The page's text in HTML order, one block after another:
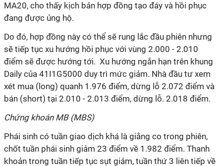
MA20, cho thấy kịch bản hợp đồng tạo đáy và hồi phục
đang được ủng hộ.
Do đó, hợp đồng này có thể sẽ rung lắc đầu phiên nhưng
sẽ tiếp tục xu hướng hồi phục với vùng 2.000 - 2.010
điểm sẽ được hướng tới. Xu hướng ngắn hạn trên khung
Daily của 41I1G5000 duy trì mức giảm. Nhà đầu tư xem
xét mua (long) quanh 1.976 điểm, dừng lỗ 2.072 điểm và
bán (short) tại 2.010 - 2.013 điểm, dừng lỗ. 2.018 điểm.
Chứng khoán MB (MBS)
Phái sinh có tuần giao dịch khá là giằng co trong phiên,
chốt tuần phái sinh giảm 23 điểm về 1.982 điểm. Thanh
khoản trong tuần tiếp tục sụt giảm, tuần thứ 3 liên tiếp về